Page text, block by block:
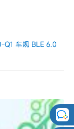
Q1 车规 BLE 6.0